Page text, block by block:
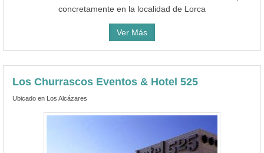
concretamente en la localidad de Lorca
Ver Más
Los Churrascos Eventos & Hotel 525
Ubicado en Los Alcázares